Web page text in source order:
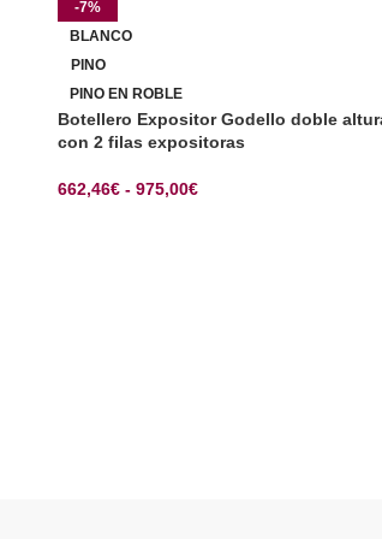
-7%
BLANCO
PINO
PINO EN ROBLE
Botellero Expositor Godello doble
con 2 filas expositoras
662,46€ - 975,00€